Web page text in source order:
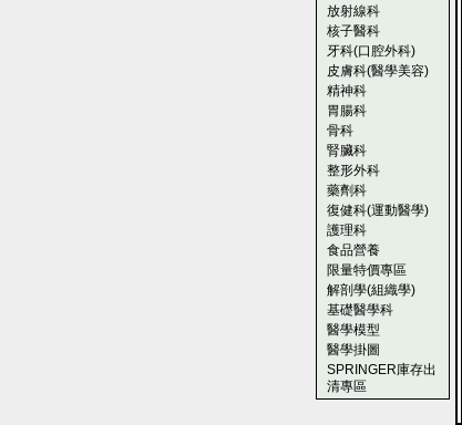
放射線科
核子醫科
牙科(口腔外科)
皮膚科(醫學美容)
精神科
胃腸科
骨科
腎臟科
整形外科
藥劑科
復健科(運動醫學)
護理科
食品營養
限量特價專區
解剖學(組織學)
基礎醫學科
醫學模型
醫學掛圖
SPRINGER庫存出
清專區